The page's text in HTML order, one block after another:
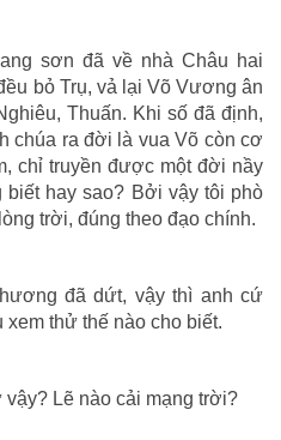
sơn đã về nhà Châu hai
bỏ Trụ, vả lại Võ Vương ân
Thuấn. Khi số đã định,
chúa ra đời là vua Võ còn cơ
chỉ truyền được một đời nầy
hay sao? Bởi vậy tôi phò
trời, đúng theo đạo chính.
đã dứt, vậy thì anh cứ
xem thử thế nào cho biết.
Lẽ nào cải mạng trời?